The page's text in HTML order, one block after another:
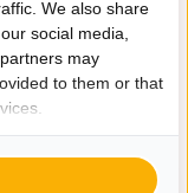
We zullen
Abonneer
We also share
social media,
may
to them or that